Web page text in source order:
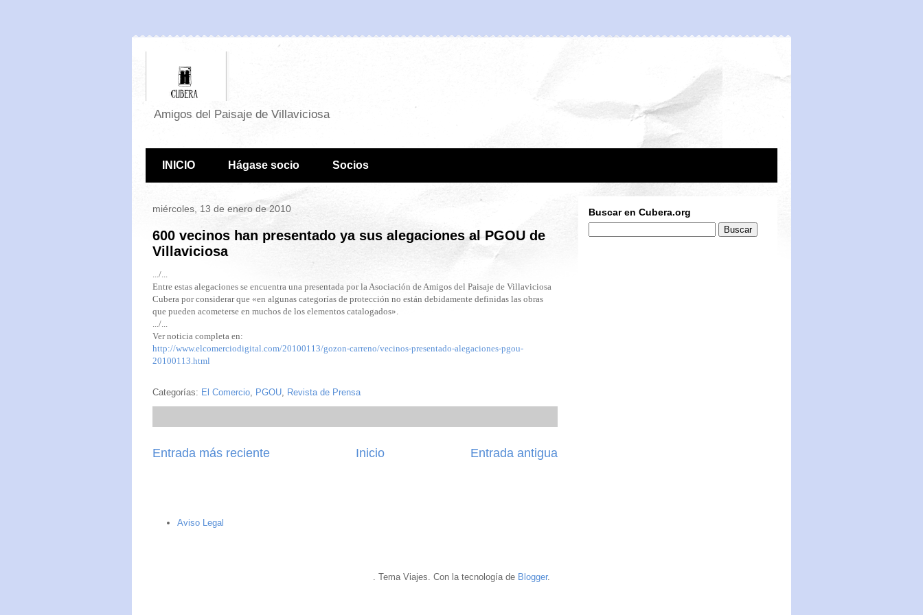
Amigos del Paisaje de Villaviciosa
INICIO Hágase socio Socios
miércoles, 13 de enero de 2010
600 vecinos han presentado ya sus alegaciones al PGOU de
Villaviciosa
.../...
Entre estas alegaciones se encuentra una presentada por la Asociación de Amigos del Paisaje de Villaviciosa
Cubera por considerar que «en algunas categorías de protección no están debidamente definidas las obras
que pueden acometerse en muchos de los elementos catalogados».
.../...
Ver noticia completa en:
http://www.elcomerciodigital.com/20100113/gozon-carreno/vecinos-presentado-alegaciones-pgou-
20100113.html
Categorías: El Comercio PGOU Revista de Prensa
Entrada más reciente Entrada antigua
Inicio
Buscar en Cubera.org
Aviso Legal
. Tema Viajes. Con la tecnología de Blogger.